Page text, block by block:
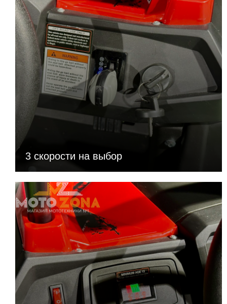
3 скорости на выбор